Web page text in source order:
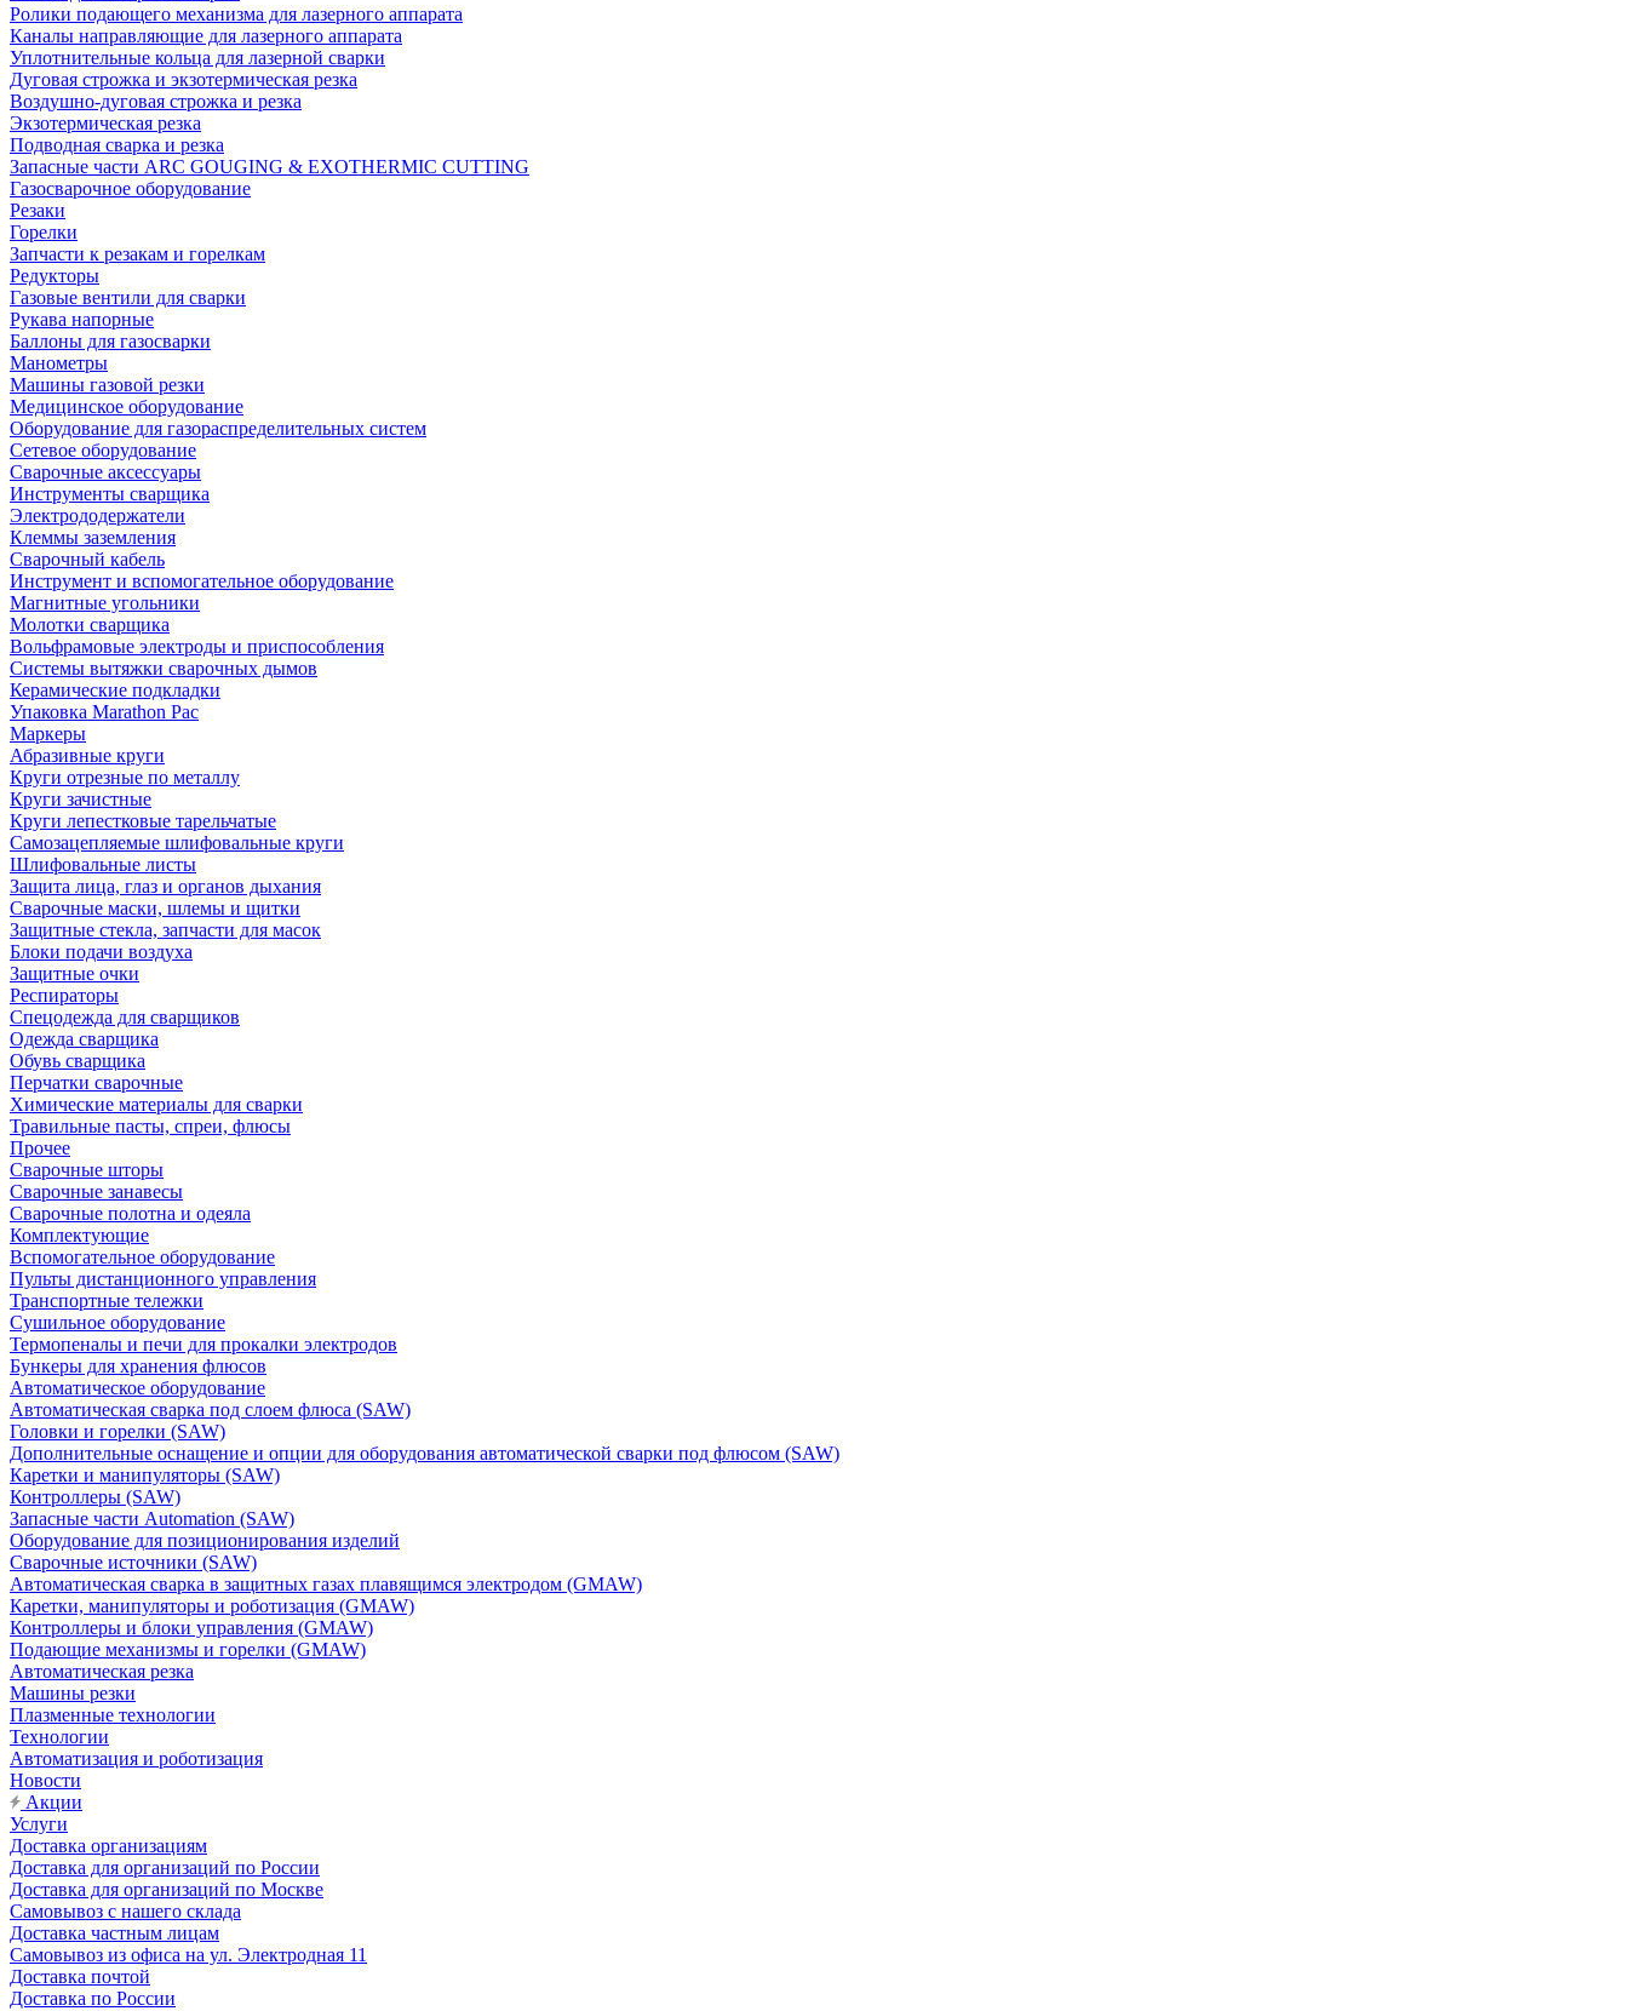
Ролики подающего механизма для лазерного аппарата
Каналы направляющие для лазерного аппарата
Уплотнительные кольца для лазерной сварки
Дуговая строжка и экзотермическая резка
Воздушно-дуговая строжка и резка
Экзотермическая резка
Подводная сварка и резка
Запасные части ARC GOUGING & EXOTHERMIC CUTTING
Газосварочное оборудование
Резаки
Горелки
Запчасти к резакам и горелкам
Редукторы
Газовые вентили для сварки
Рукава напорные
Баллоны для газосварки
Манометры
Машины газовой резки
Медицинское оборудование
Оборудование для газораспределительных систем
Сетевое оборудование
Сварочные аксессуары
Инструменты сварщика
Электрододержатели
Клеммы заземления
Сварочный кабель
Инструмент и вспомогательное оборудование
Магнитные угольники
Молотки сварщика
Вольфрамовые электроды и приспособления
Системы вытяжки сварочных дымов
Керамические подкладки
Упаковка Marathon Pac
Маркеры
Абразивные круги
Круги отрезные по металлу
Круги зачистные
Круги лепестковые тарельчатые
Самозацепляемые шлифовальные круги
Шлифовальные листы
Защита лица, глаз и органов дыхания
Сварочные маски, шлемы и щитки
Защитные стекла, запчасти для масок
Блоки подачи воздуха
Защитные очки
Респираторы
Спецодежда для сварщиков
Одежда сварщика
Обувь сварщика
Перчатки сварочные
Химические материалы для сварки
Травильные пасты, спреи, флюсы
Прочее
Сварочные шторы
Сварочные занавесы
Сварочные полотна и одеяла
Комплектующие
Вспомогательное оборудование
Пульты дистанционного управления
Транспортные тележки
Сушильное оборудование
Термопеналы и печи для прокалки электродов
Бункеры для хранения флюсов
Автоматическое оборудование
Автоматическая сварка под слоем флюса (SAW)
Головки и горелки (SAW)
Дополнительные оснащение и опции для оборудования автоматической сварки под флюсом (SAW)
Каретки и манипуляторы (SAW)
Контроллеры (SAW)
Запасные части Automation (SAW)
Оборудование для позиционирования изделий
Сварочные источники (SAW)
Автоматическая сварка в защитных газах плавящимся электродом (GMAW)
Каретки, манипуляторы и роботизация (GMAW)
Контроллеры и блоки управления (GMAW)
Подающие механизмы и горелки (GMAW)
Автоматическая резка
Машины резки
Плазменные технологии
Технологии
Автоматизация и роботизация
Новости
Акции
Услуги
Доставка организациям
Доставка для организаций по России
Доставка для организаций по Москве
Самовывоз с нашего склада
Доставка частным лицам
Самовывоз из офиса на ул. Электродная 11
Доставка почтой
Доставка по России